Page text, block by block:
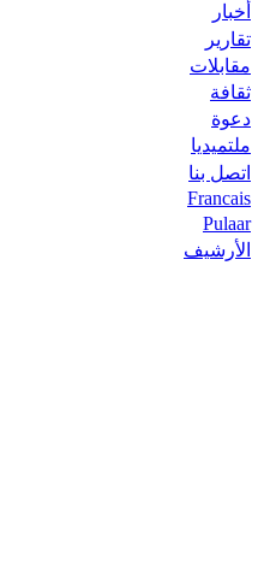
أخبار
تقارير
مقابلات
ثقافة
دعوة
ملتميديا
اتصل بنا
Francais
Pulaar
الأرشيف